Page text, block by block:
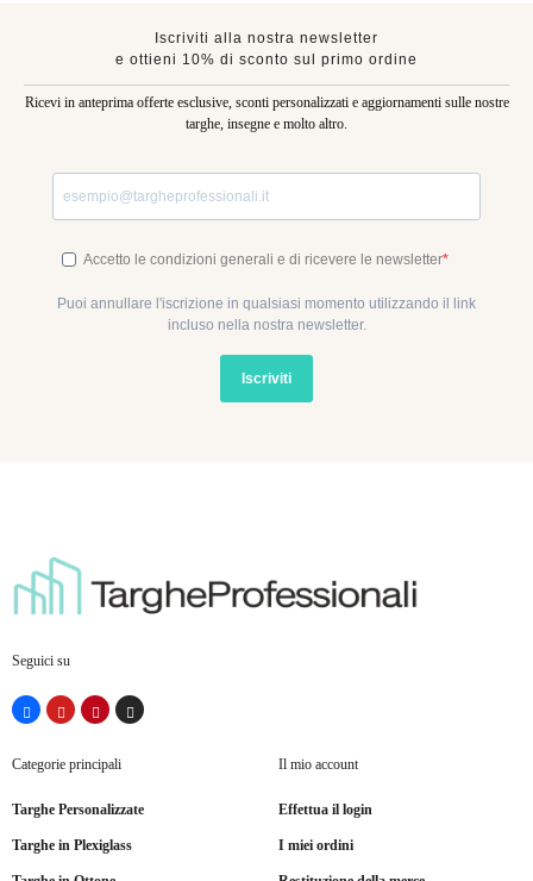
Iscriviti alla nostra newsletter
e ottieni 10% di sconto sul primo ordine
Ricevi in anteprima offerte esclusive, sconti personalizzati e aggiornamenti sulle nostre
targhe, insegne e molto altro.
Accetto le condizioni generali e di ricevere le newsletter
Puoi annullare l'iscrizione in qualsiasi momento utilizzando il link
incluso nella nostra newsletter.
Iscriviti
Seguici su
Categorie principali
Targhe Personalizzate
Targhe in Plexiglass
Il mio account
Effettua il login
I miei ordini